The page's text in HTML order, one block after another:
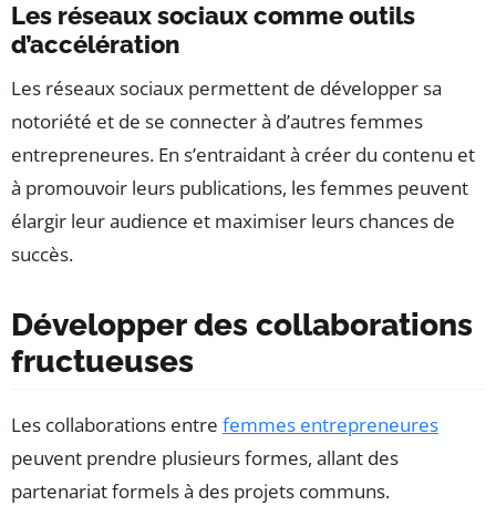
Les réseaux sociaux comme outils
d’accélération
Les réseaux sociaux permettent de développer sa
notoriété et de se connecter à d’autres femmes
entrepreneures. En s’entraidant à créer du contenu et
à promouvoir leurs publications, les femmes peuvent
élargir leur audience et maximiser leurs chances de
succès.
Développer des collaborations
fructueuses
Les collaborations entre femmes entrepreneures
peuvent prendre plusieurs formes, allant des
partenariat formels à des projets communs.